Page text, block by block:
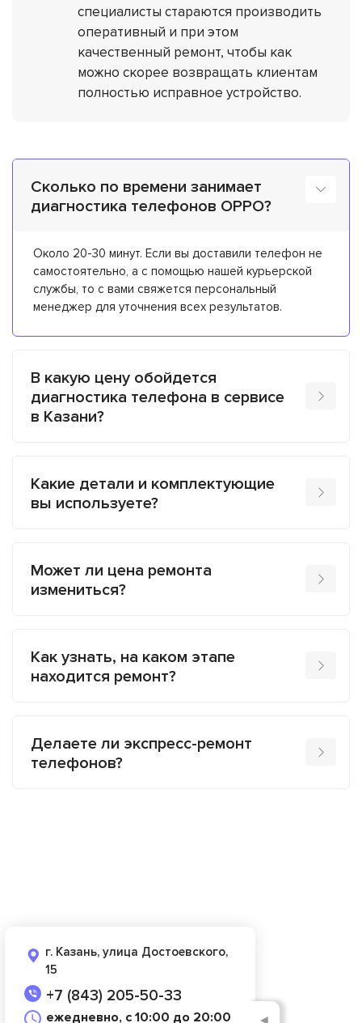
специалисты стараются производить
оперативный и при этом
качественный ремонт, чтобы как
можно скорее возвращать клиентам
полностью исправное устройство.
Сколько по времени занимает
диагностика телефонов OPPO?
Около 20-30 минут. Если вы доставили телефон не
самостоятельно, а с помощью нашей курьерской
службы, то с вами свяжется персональный
менеджер для уточнения всех результатов.
В какую цену обойдется
диагностика телефона в сервисе
в Казани?
Какие детали и комплектующие
вы используете?
Может ли цена ремонта
измениться?
Как узнать, на каком этапе
находится ремонт?
Делаете ли экспресс-ремонт
телефонов?
г. Казань, улица Достоевского,
15
+7 (843) 205-50-33
ежедневно, с 10:00 до 20:00